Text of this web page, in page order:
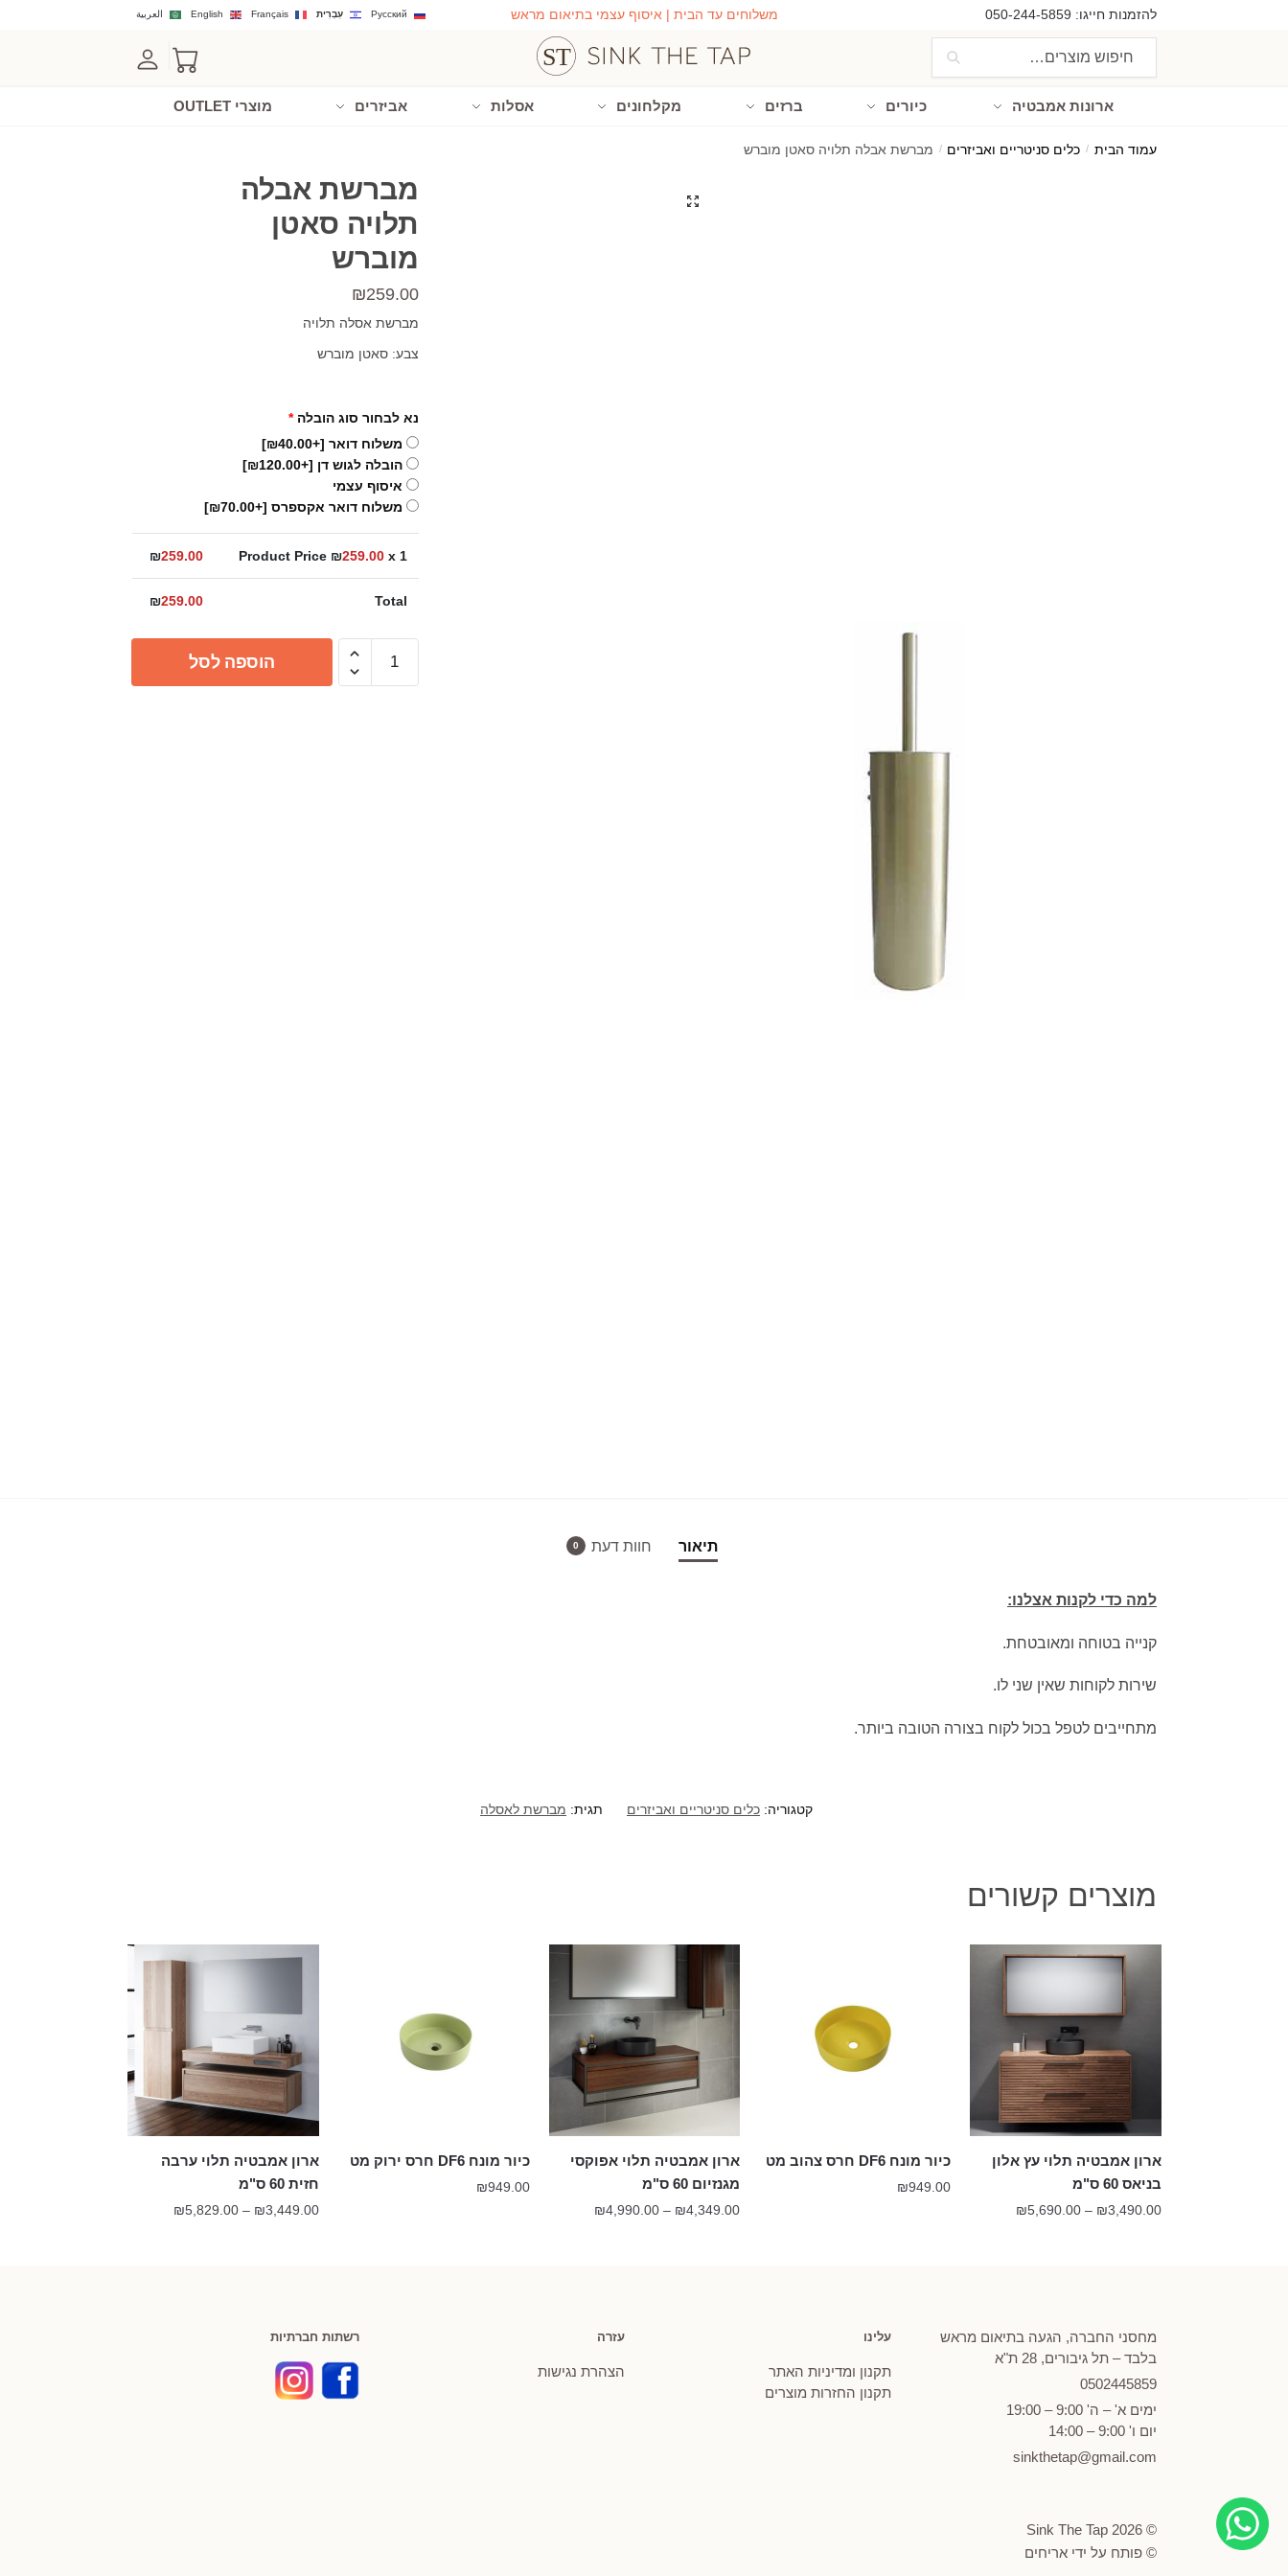
להזמנות חייגו: 050-244-5859 משלוחים עד הבית | איסוף עצמי בתיאום מראש العربية English Français עִבְרִית Русский
חיפוש
ארונות אמבטיה כיורים ברזים מקלחונים אסלות אביזרים מוצרי OUTLET
עמוד הבית / כלים סניטריים ואביזרים / מברשת אבלה תלויה סאטן מוברש
מברשת אבלה
תלויה סאטן
מוברש
₪259.00
מברשת אסלה תלויה
צבע: סאטן מוברש
נא לבחור סוג הובלה *
משלוח דואר [+₪40.00]
הובלה לגוש דן [+₪120.00]
איסוף עצמי
משלוח דואר אקספרס [+₪70.00]
Product Price ₪259.00x 1
₪259.00
Total
₪259.00
הוספה לסל
תיאור חוות דעת 0
למה כדי לקנות אצלנו:
קנייה בטוחה ומאובטחת.
שירות לקוחות שאין שני לו.
מתחייבים לטפל בכול לקוח בצורה הטובה ביותר.
קטגוריה: כלים סניטריים ואביזרים תגית: מברשת לאסלה
מוצרים קשורים
ארון אמבטיה תלוי עץ אלון
בניאס 60 ס"מ
₪3,490.00
–
₪5,690.00
כיור מונח DF6 חרס צהוב מט
₪949.00
ארון אמבטיה תלוי אפוקסי
מגנזיום 60 ס"מ
₪4,349.00
–
₪4,990.00
טווח
כיור מונח DF6 חרס ירוק מט
₪949.00
ארון אמבטיה תלוי ערבה
חזית 60 ס"מ
₪3,449.00
–
₪5,829.00
מחסני החברה, הגעה בתיאום מראש
בלבד – תל גיבורים, 28 ת"א
0502445859
ימים א' – ה' 9:00 – 19:00
יום ו' 9:00 – 14:00
sinkthetap@gmail.com
עלינו
תקנון ומדיניות האתר
תקנון החזרות מוצרים
עזרה
הצהרת נגישות
רשתות חברתיות
© Sink The Tap 2026
© פותח על ידי אריחים